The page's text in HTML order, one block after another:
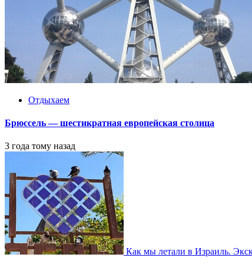
Отдыхаем
Брюссель — шестикратная европейская столица
3 года тому назад
Как мы летали в Израиль.